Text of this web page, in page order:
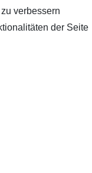
verbessern
der Seite